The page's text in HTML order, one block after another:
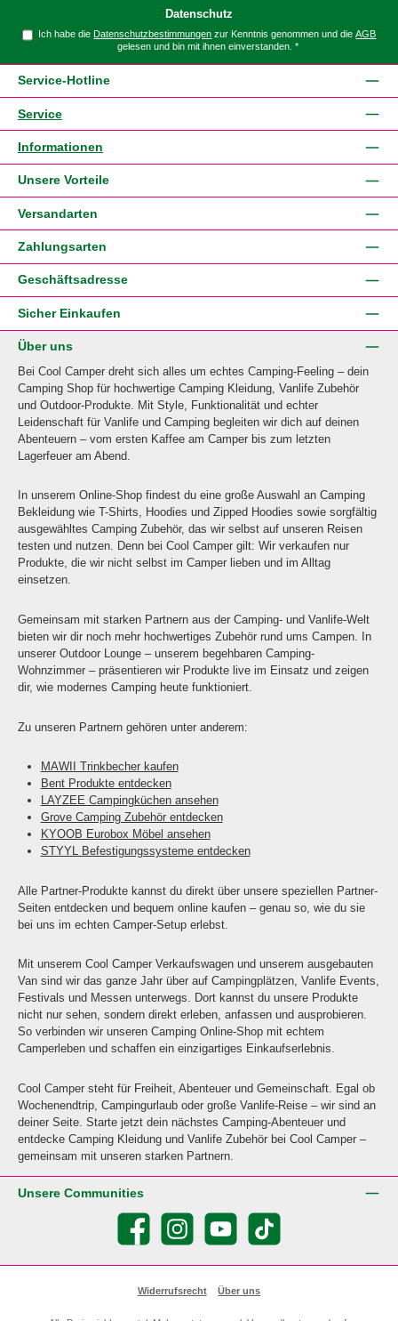
Datenschutz
Ich habe dieDatenschutzbestimmungen zur Kenntnis genommen und dieAGB
gelesen und bin mit ihnen einverstanden. *
Service-Hotline
Service
Informationen
Unsere Vorteile
Versandarten
Zahlungsarten
Geschäftsadresse
Sicher Einkaufen
Über uns
Bei Cool Camper dreht sich alles um echtes Camping-Feeling – dein
Camping Shop für hochwertige Camping Kleidung, Vanlife Zubehör
und Outdoor-Produkte. Mit Style, Funktionalität und echter
Leidenschaft für Vanlife und Camping begleiten wir dich auf deinen
Abenteuern – vom ersten Kaffee am Camper bis zum letzten
Lagerfeuer am Abend.
In unserem Online-Shop findest du eine große Auswahl an Camping
Bekleidung wie T-Shirts, Hoodies und Zipped Hoodies sowie sorgfältig
ausgewähltes Camping Zubehör, das wir selbst auf unseren Reisen
testen und nutzen. Denn bei Cool Camper gilt: Wir verkaufen nur
Produkte, die wir nicht selbst im Camper lieben und im Alltag
einsetzen.
Gemeinsam mit starken Partnern aus der Camping- und Vanlife-Welt
bieten wir dir noch mehr hochwertiges Zubehör rund ums Campen. In
unserer Outdoor Lounge – unserem begehbaren Camping-
Wohnzimmer – präsentieren wir Produkte live im Einsatz und zeigen
dir, wie modernes Camping heute funktioniert.
Zu unseren Partnern gehören unter anderem:
MAWII Trinkbecher kaufen
Bent Produkte entdecken
LAYZEE Campingküchen ansehen
Grove Camping Zubehör entdecken
KYOOB Eurobox Möbel ansehen
STYYL Befestigungssysteme entdecken
Alle Partner-Produkte kannst du direkt über unsere speziellen Partner-
Seiten entdecken und bequem online kaufen – genau so, wie du sie
bei uns im echten Camper-Setup erlebst.
Mit unserem Cool Camper Verkaufswagen und unserem ausgebauten
Van sind wir das ganze Jahr über auf Campingplätzen, Vanlife Events,
Festivals und Messen unterwegs. Dort kannst du unsere Produkte
nicht nur sehen, sondern direkt erleben, anfassen und ausprobieren.
So verbinden wir unseren Camping Online-Shop mit echtem
Camperleben und schaffen ein einzigartiges Einkaufserlebnis.
Cool Camper steht für Freiheit, Abenteuer und Gemeinschaft. Egal ob
Wochenendtrip, Campingurlaub oder große Vanlife-Reise – wir sind an
deiner Seite. Starte jetzt dein nächstes Camping-Abenteuer und
entdecke Camping Kleidung und Vanlife Zubehör bei Cool Camper –
gemeinsam mit unseren starken Partnern.
Unsere Communities
Facebook Instagram YouTube TikTok
Widerrufsrecht Über uns